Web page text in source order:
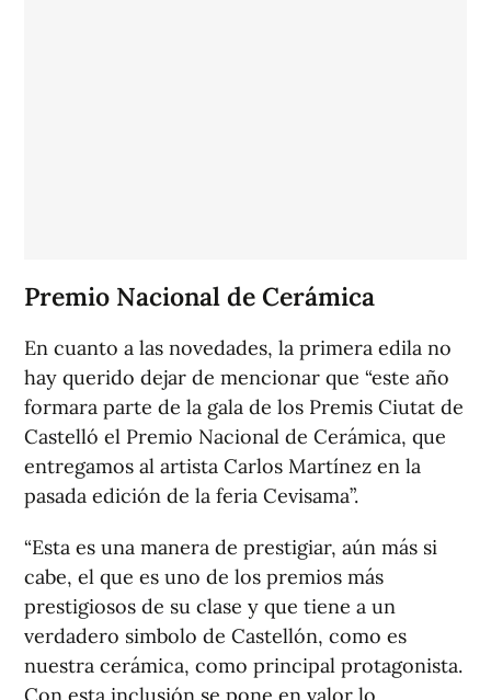
Premio Nacional de Cerámica
En cuanto a las novedades, la primera edila no
hay querido dejar de mencionar que “este año
formara parte de la gala de los Premis Ciutat de
Castelló el Premio Nacional de Cerámica, que
entregamos al artista Carlos Martínez en la
pasada edición de la feria Cevisama”.
“Esta es una manera de prestigiar, aún más si
cabe, el que es uno de los premios más
prestigiosos de su clase y que tiene a un
verdadero simbolo de Castellón, como es
nuestra cerámica, como principal protagonista.